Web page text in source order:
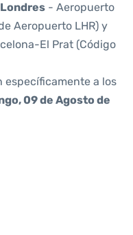
Londres - Aeropuerto
Aeropuerto LHR) y
El Prat (Código
específicamente a los
09 de Agosto de